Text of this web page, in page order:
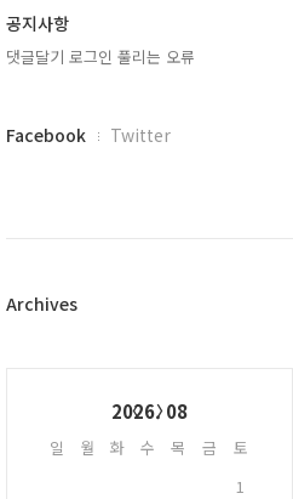
글
공지사항
댓글달기 로그인 풀리는 오류
페
플
Facebook Twitter
Archives
2026. 08
일 월 화 수 목 금
토
1